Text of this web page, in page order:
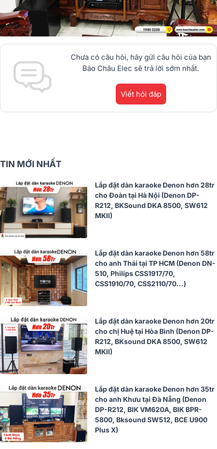
Chưa có câu hỏi, hãy gửi câu hỏi của bạn
Bảo Châu Elec sẽ trả lời sớm nhất.
Viết hỏi đáp
TIN MỚI NHẤT
Lắp đặt dàn karaoke Denon hơn 28tr
cho Đoàn tại Hà Nội (Denon DP-
R212, BKSound DKA 8500, SW612
MKII)
Lắp đặt dàn karaoke Denon hơn 58tr
cho anh Thái tại TP HCM (Denon DN-
510, Philips CSS1917/70,
CSS1910/70, CSS2110/70...)
Lắp đặt dàn karaoke Denon hơn 20tr
cho chị Huệ tại Hòa Bình (Denon DP-
R212, BKsound DKA 8500, SW612
MKII)
Lắp đặt dàn karaoke Denon hơn 35tr
cho anh Khưu tại Đà Nẵng (Denon
DP-R212, BIK VM620A, BIK BPR-
5800, Bksound SW512, BCE U900
Plus X)